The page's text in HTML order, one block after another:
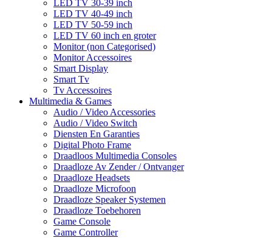
LED TV 30-39 inch
LED TV 40-49 inch
LED TV 50-59 inch
LED TV 60 inch en groter
Monitor (non Categorised)
Monitor Accessoires
Smart Display
Smart Tv
Tv Accessoires
Multimedia & Games
Audio / Video Accessories
Audio / Video Switch
Diensten En Garanties
Digital Photo Frame
Draadloos Multimedia Consoles
Draadloze Av Zender / Ontvanger
Draadloze Headsets
Draadloze Microfoon
Draadloze Speaker Systemen
Draadloze Toebehoren
Game Console
Game Controller